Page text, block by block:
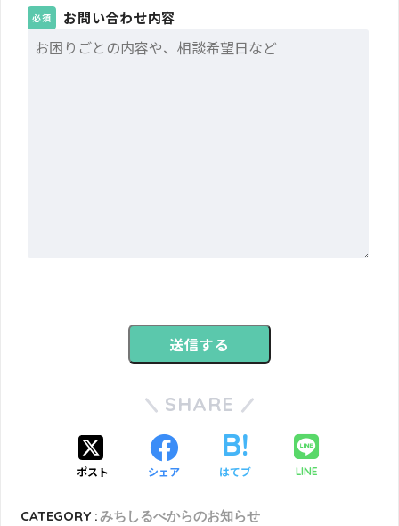
必須 お問い合わせ内容
SHARE
ポスト シェア はてブ LINE
CATEGORY :みちしるべからのお知らせ